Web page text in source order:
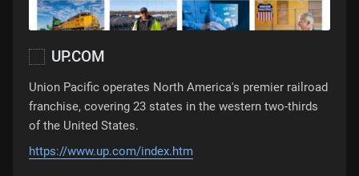
UP.COM
Union Pacific operates North America's premier railroad
franchise, covering 23 states in the western two-thirds
of the United States.
https://www.up.com/index.htm